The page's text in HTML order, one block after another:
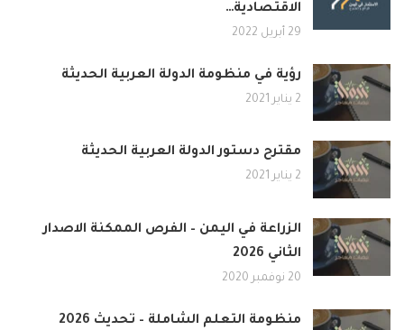
الاقتصادية…
29 أبريل 2022
رؤية في منظومة الدولة العربية الحديثة
2 يناير 2021
مقترح دستور الدولة العربية الحديثة
2 يناير 2021
الزراعة في اليمن – الفرص الممكنة الاصدار
الثاني 2026
20 نوفمبر 2020
منظومة التعلم الشاملة – تحديث 2026